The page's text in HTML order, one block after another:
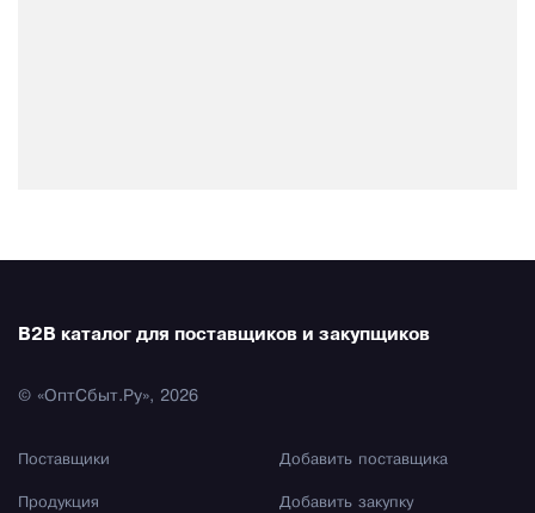
B2B каталог для поставщиков и закупщиков
© «ОптСбыт.Ру», 2026
Поставщики
Продукция
Добавить поставщика
Добавить закупку